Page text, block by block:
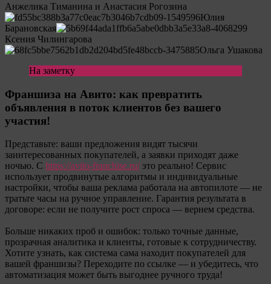
Анжелика Тиманина и Анастасия Рогозина
Юлия
Барановская
Ксения Чилингарова
Ольга Ушакова
На заметку
Франшиза на Авито: как превратить
объявления в поток клиентов без вашего
участия!
Представьте: ваши предложения видят тысячи
заинтересованных покупателей, а заявки приходят даже
ночью. С https://avito-franchise.ru/это реально! Сервис
использует продвинутые алгоритмы и индивидуальные
настройки, чтобы ваша реклама работала на автопилоте — не
тратьте часы на ручное управление. Гарантия результата в
договоре: если не получите рост спроса — вернем средства.
Больше никаких проб и ошибок: только точные данные,
прозрачная аналитика и клиенты, готовые к сотрудничеству.
Хотите узнать, как система сама находит покупателей для
вашей франшизы? Переходите по ссылке — и убедитесь, что
автоматизация может быть выгоднее ручного труда!